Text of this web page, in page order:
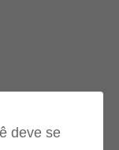
deve se